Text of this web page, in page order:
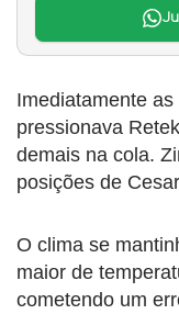
Imediatamente
pressionava
demais na cola.
posições de
O clima se
maior de
cometendo um